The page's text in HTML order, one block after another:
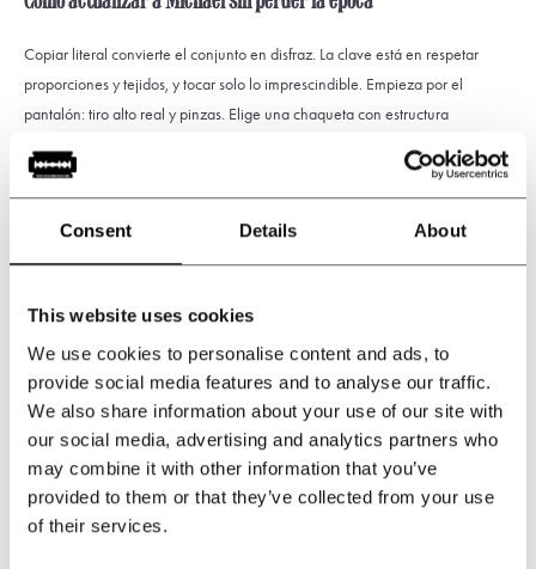
Consent Details About
This website uses cookies
We use cookies to personalise content and ads, to
provide social media features and to analyse our traffic.
We also share information about your use of our site with
our social media, advertising and analytics partners who
may combine it with other information that you’ve
provided to them or that they’ve collected from your use
of their services.
Copiar literal convierte el conjunto en disfraz. La clave está en respetar
proporciones y tejidos, y tocar solo lo imprescindible. Empieza por el
pantalón: tiro alto real y pinzas. Elige una chaqueta con estructura
tensar, y la cadena del reloj de bolsillo tiene que caer natural, sin tirantez.
En calzado, un oxford de piel negra o marrón oscuro con horma clásica
rinde más que una bota moderna. Calcetines lisos y altos. La corbata de
moderadas, nudo compacto y bien colocado.
La cabeza es capítulo aparte. El newsboy cap sigue siendo un signo Peaky,
pero Michael demuestra que no es obligatorio. Alterna gorro en días de
abrigo pesado y cabeza descubierta cuando el traje es liso y urbano. Si se
lleva, encaja especialmente bien en gris Oxford o en espiga fina.